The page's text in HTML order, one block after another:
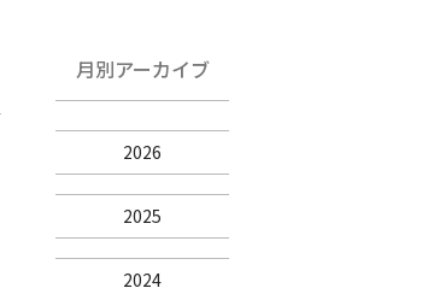
月別アーカイブ
2026
2025
2024